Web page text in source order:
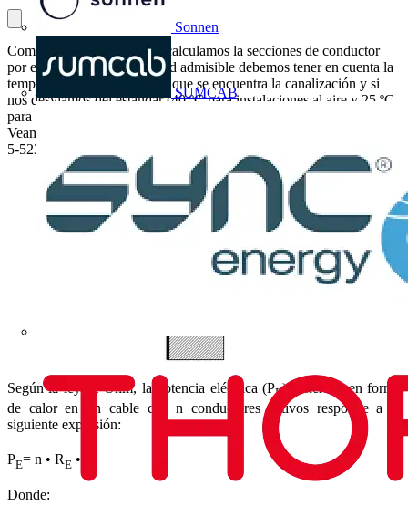
Sonnen
SUMCAB
Como ya sabemos, cuando calculamos la secciones de conductor
por el criterio de la intensidad admisible debemos tener en cuenta la
temperatura del ambiente en que se encuentra la canalización y si
nos desviamos del estándar (40 ºC para instalaciones al aire y 25 ºC
para enterradas) debemos aplicar un factor de corrección adecuado.
Veamos de dónde salen los factores que nos facilita la UNE 20460-
5-523
Según la ley de Ohm, la potencia eléctrica (PE) generada en forma
de calor en un cable con n conductores activos responde a la
siguiente expresión:
PE= n • RE • I
Donde: